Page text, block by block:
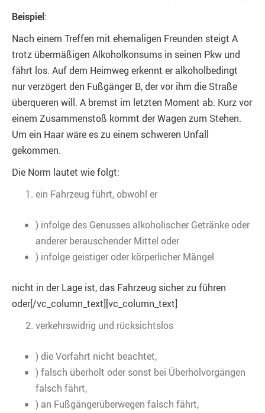
Beispiel:
Nach einem Treffen mit ehemaligen Freunden steigt A
trotz übermäßigen Alkoholkonsums in seinen Pkw und
fährt los. Auf dem Heimweg erkennt er alkoholbedingt
nur verzögert den Fußgänger B, der vor ihm die Straße
überqueren will. A bremst im letzten Moment ab. Kurz vor
einem Zusammenstoß kommt der Wagen zum Stehen.
Um ein Haar wäre es zu einem schweren Unfall
gekommen.
Die Norm lautet wie folgt:
ein Fahrzeug führt, obwohl er
) infolge des Genusses alkoholischer Getränke oder
anderer berauschender Mittel oder
) infolge geistiger oder körperlicher Mängel
nicht in der Lage ist, das Fahrzeug sicher zu führen
oder[/vc_column_text][vc_column_text]
verkehrswidrig und rücksichtslos
) die Vorfahrt nicht beachtet,
) falsch überholt oder sonst bei Überholvorgängen
falsch fährt,
) an Fußgängerüberwegen falsch fährt,